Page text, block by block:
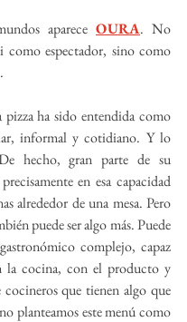
aparece OURA. No
espectador, sino como
pizza ha sido entendida como
informal y cotidiano. Y lo
hecho, gran parte de su
en esa capacidad
alrededor de una mesa. Pero
puede ser algo más. Puede
complejo, capaz
la cocina, con el producto y
cocineros que tienen algo que
planteamos este menú como